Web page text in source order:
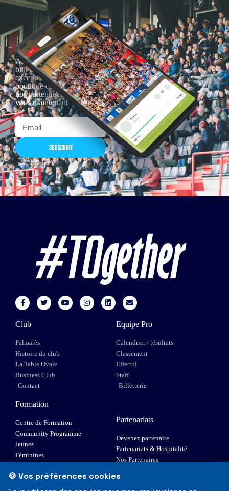
Actualités, nouveautés,
billetterie, remises
exceptionnelles dans la
boutique officielles & chez
nos partenaires… Inscrivez-
vous maintenant
SOUSCRIRE
Club
Palmarès
Histoire du club
La Table Ovale
Business Club
Contact
Equipe Pro
Calendrier / résultats
Classement
Effectif
Staff
Billetterie
Formation
Centre de Formation
Community Programme
Jeunes
Féminines
Elite 1
Partenariats
Devenez partenaire
Partenariats & Hospitalité
Nos Partenaires
🍪 Vos préférences cookies